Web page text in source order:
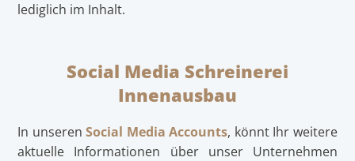
lediglich im Inhalt.
Social Media Schreinerei
Innenausbau
In unserenSocial Media Accounts, könnt Ihr weitere
aktuelle Informationen über unser Unternehmen